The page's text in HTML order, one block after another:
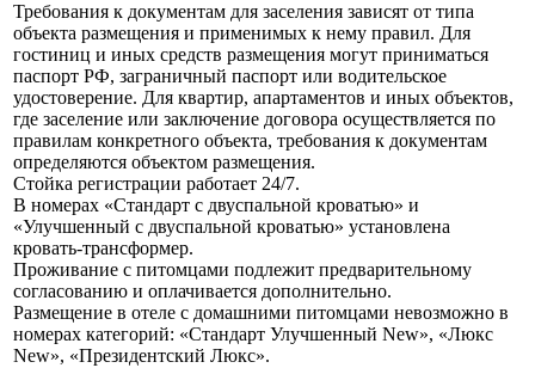
Требования к документам для заселения зависят от типа
объекта размещения и применимых к нему правил. Для
гостиниц и иных средств размещения могут приниматься
паспорт РФ, заграничный паспорт или водительское
удостоверение. Для квартир, апартаментов и иных объектов,
где заселение или заключение договора осуществляется по
правилам конкретного объекта, требования к документам
определяются объектом размещения.
Стойка регистрации работает 24/7.
В номерах «Стандарт с двуспальной кроватью» и
«Улучшенный с двуспальной кроватью» установлена
кровать-трансформер.
Проживание с питомцами подлежит предварительному
согласованию и оплачивается дополнительно.
Размещение в отеле с домашними питомцами невозможно в
номерах категорий: «Стандарт Улучшенный New», «Люкс
New», «Президентский Люкс».